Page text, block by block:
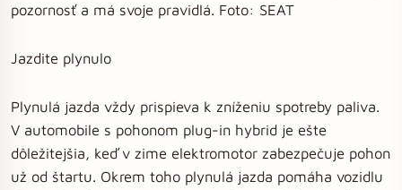
pozornosť a má svoje pravidlá. Foto: SEAT
Jazdite plynulo
Plynulá jazda vždy prispieva k zníženiu spotreby paliva.
V automobile s pohonom plug-in hybrid je ešte
dôležitejšia, keď v zime elektromotor zabezpečuje pohon
už od štartu. Okrem toho plynulá jazda pomáha vozidlu